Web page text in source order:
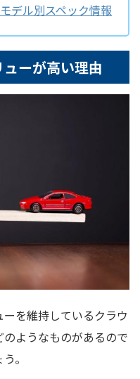
デル別スペック情報
ーが高い理由
を維持しているクラウ
ようなものがあるので
。